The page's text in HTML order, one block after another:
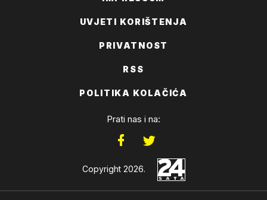
UVJETI KORIŠTENJA
PRIVATNOST
RSS
POLITIKA KOLAČIĆA
Prati nas i na:
Copyright 2026.